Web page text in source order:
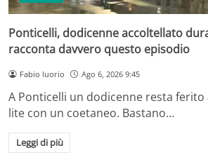
Ponticelli, dodicenne accoltellato
racconta davvero questo episodio
Fabio Iuorio Ago 6, 2026 9:45
A Ponticelli un dodicenne resta
lite con un coetaneo. Bastano…
Leggi di più